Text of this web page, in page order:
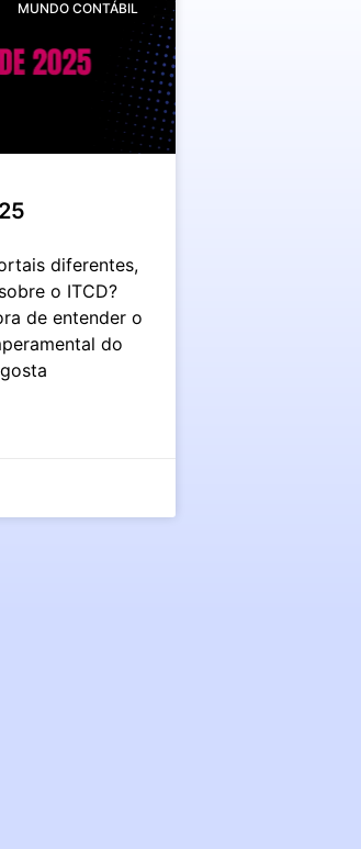
MUNDO CONTÁBIL
diferentes,
o ITCD?
de entender o
do